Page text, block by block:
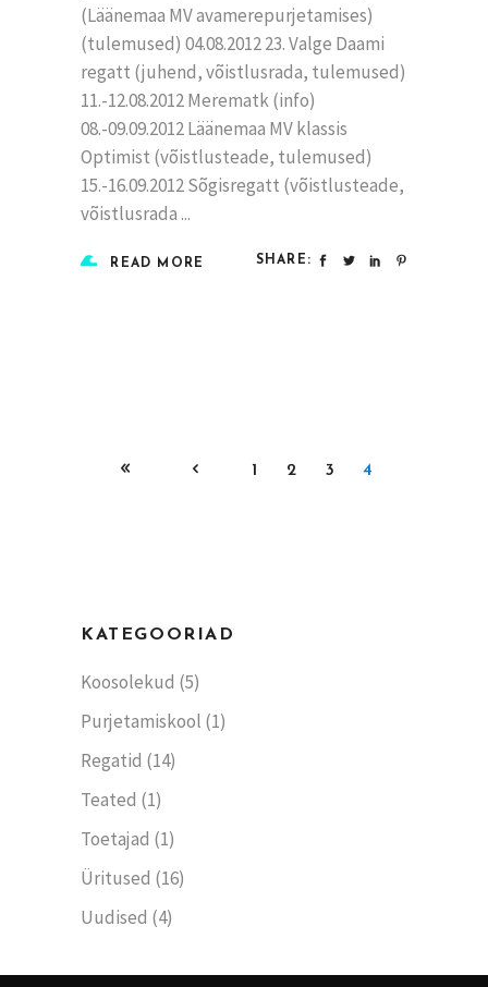
(Läänemaa MV avamerepurjetamises)
(tulemused) 04.08.2012 23. Valge Daami
regatt (juhend, võistlusrada, tulemused)
11.-12.08.2012 Merematk (info)
08.-09.09.2012 Läänemaa MV klassis
Optimist (võistlusteade, tulemused)
15.-16.09.2012 Sõgisregatt (võistlusteade,
võistlusrada
READ MORE SHARE:
1 2 3 4
KATEGOORIAD
Koosolekud (5)
Purjetamiskool (1)
Regatid (14)
Teated (1)
Toetajad (1)
Üritused (16)
Uudised (4)